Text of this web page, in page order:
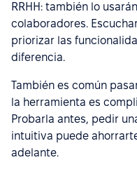
RRHH: también lo
colaboradores.
priorizar las
diferencia.
También es común
la herramienta es
Probarla antes, pedir
intuitiva puede
adelante.